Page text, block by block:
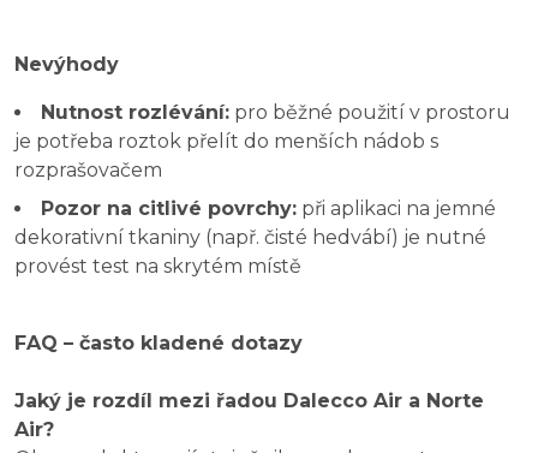
Nevýhody
Nutnost rozlévání: pro běžné použití v prostoru
je potřeba roztok přelít do menších nádob s
rozprašovačem
Pozor na citlivé povrchy: při aplikaci na jemné
dekorativní tkaniny (např. čisté hedvábí) je nutné
provést test na skrytém místě
FAQ – často kladené dotazy
Jaký je rozdíl mezi řadou Dalecco Air a Norte
Air?